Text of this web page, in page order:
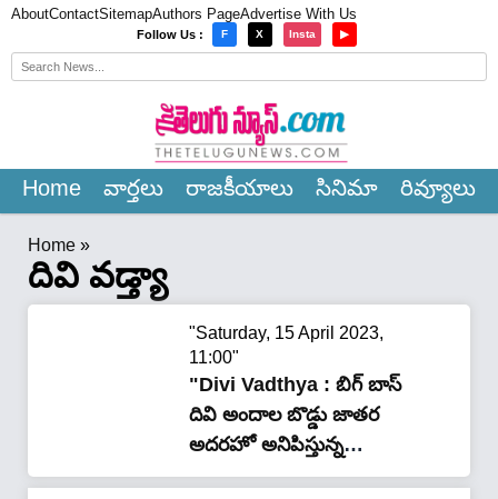
AboutContactSitemapAuthors PageAdvertise With Us
Follow Us : F X Insta ▶
Home వార్త‌లు రాజ‌కీయాలు సినిమా రివ్యూలు
Home »
దివి వడ్త్యా
"Saturday, 15 April 2023,
11:00"
"Divi Vadthya : బిగ్ బాస్
దివి అందాల బొడ్డు జాతర
అదరహో అనిపిస్తున్న
వీడియో..!!"